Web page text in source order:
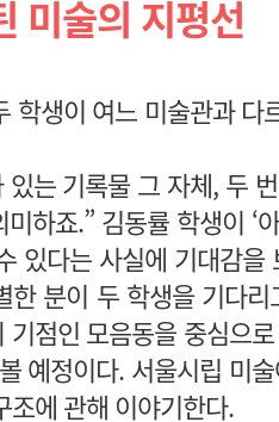
미술의 지평선
학생이 여느 미술관과 다
는 기록물 그 자체, 두
하죠.” 김동률 학생이 ‘
있다는 사실에 기대감을
분이 두 학생을 기다
점인 모음동을 중심으
예정이다. 서울시립 미
조에 관해 이야기한다.